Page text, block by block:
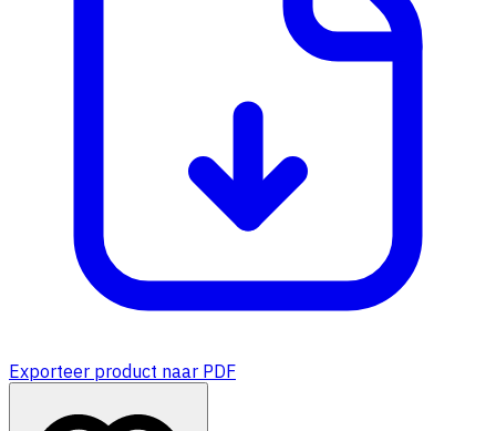
Exporteer product naar PDF